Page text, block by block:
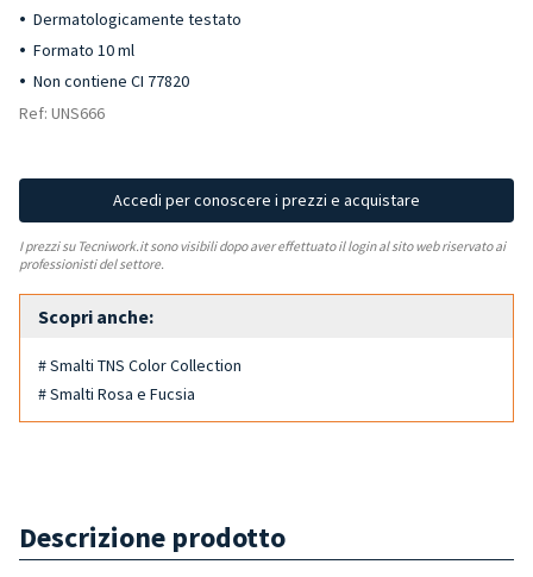
Dermatologicamente testato
Formato 10 ml
Non contiene CI 77820
Ref: UNS666
Accedi per conoscere i prezzi e acquistare
I prezzi su Tecniwork.it sono visibili dopo aver effettuato il login al sito web riservato ai
professionisti del settore.
Scopri anche:
# Smalti TNS Color Collection
# Smalti Rosa e Fucsia
Descrizione prodotto